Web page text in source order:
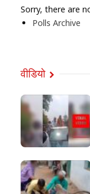
Sorry, there are
Polls Archive
वीडियो